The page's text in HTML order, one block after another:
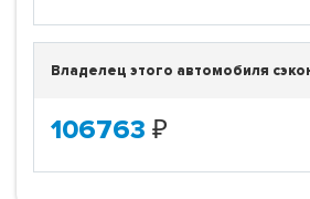
Владелец этого автомобиля
106763 ₽